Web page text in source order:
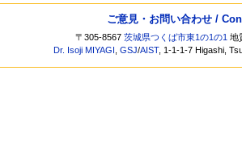
ご意見・お問い合わせ /
〒305-8567茨城県つくば市東1の1の1 地
Dr. Isoji MIYAGI ,GSJ/AIST, 1-1-1-7 Higashi,